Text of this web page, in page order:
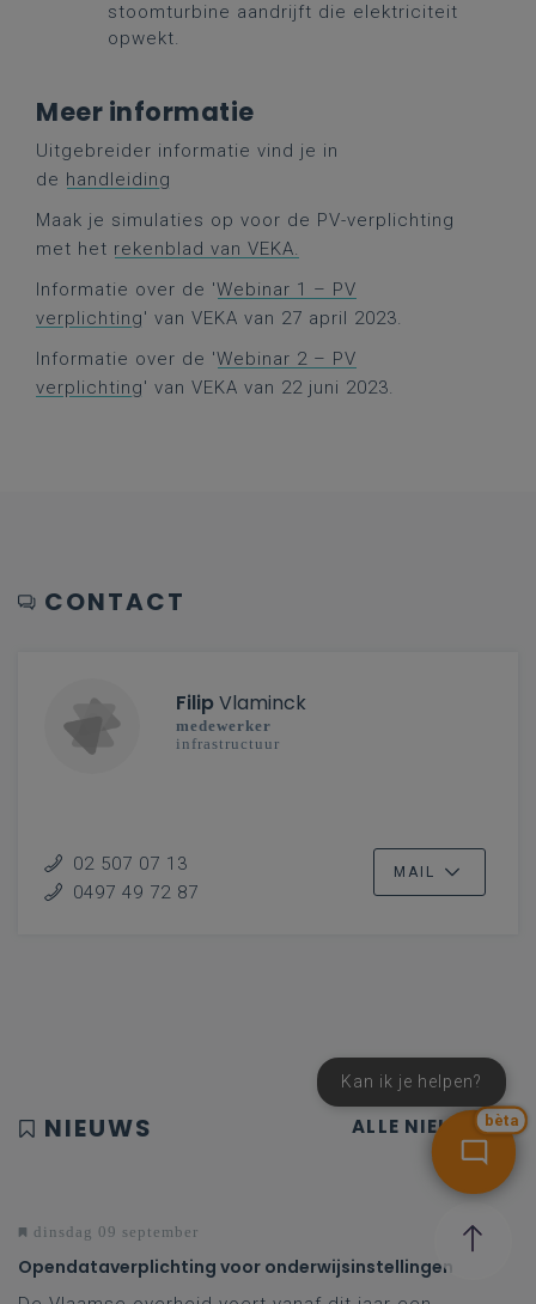
stoomturbine aandrijft die elektriciteit
opwekt.
Meer informatie
Uitgebreider informatie vind je in
de handleiding
Maak je simulaties op voor de PV-verplichting
met het rekenblad van VEKA.
Informatie over de 'Webinar 1 – PV
verplichting' van VEKA van 27 april 2023.
Informatie over de 'Webinar 2 – PV
verplichting' van VEKA van 22 juni 2023.
CONTACT
FilipVlaminck
medewerker
infrastructuur
02 507 07 13
0497 49 72 87
MAIL
NIEUWS ALLE NIEUWS
dinsdag 09 september
Opendataverplichting voor onderwijsinstellingen
bèta
Kan ik je helpen?